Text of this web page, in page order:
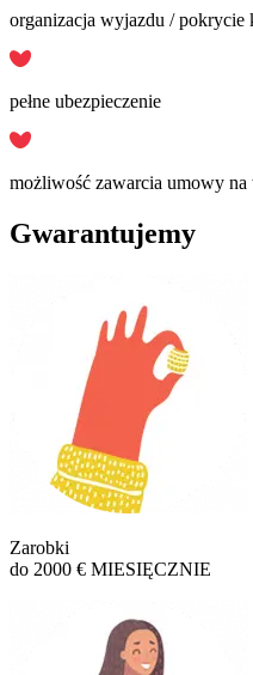
organizacja wyjazdu / pokrycie
pełne ubezpieczenie
możliwość zawarcia umowy
Gwarantujemy
Zarobki
do 2000 € MIESIĘCZNIE